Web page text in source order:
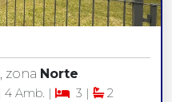
, zona Norte
| 4 Amb. | 3 | 2